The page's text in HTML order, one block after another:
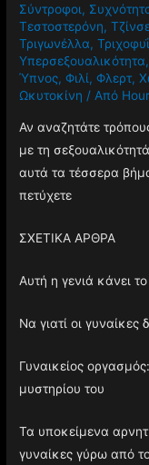
Σύντροφοι,
Τεστοστερόνη,
Τριγωνέλλα,
Υπερσεξουαλικότητα
Ύπνος,Φιλί,Φλερτ,
Ωκυτοκίνη / Από
Αν αναζητάτε
με τη
αυτά τα τέσσερα
πετύχετε
ΣΧΕΤΙΚΑ ΑΡΘΡΑ
Αυτή η γενιά κάνει
Να γιατί οι γυναίκες
Γυναικείος
μυστηρίου του
Τα υποκείμενα
γυναίκες γύρω από